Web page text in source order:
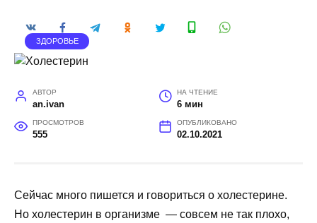
ЗДОРОВЬЕ
АВТОР
an.ivan
НА ЧТЕНИЕ
6 мин
ПРОСМОТРОВ
555
ОПУБЛИКОВАНО
02.10.2021
Сейчас много пишется и говориться о холестерине.
Но холестерин в организме — совсем не так плохо,